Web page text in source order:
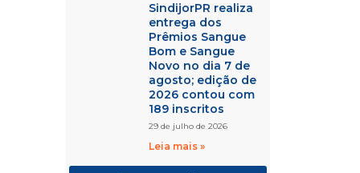
SindijorPR realiza
entrega dos
Prêmios Sangue
Bom e Sangue
Novo no dia 7 de
agosto; edição de
2026 contou com
189 inscritos
29 de julho de 2026
Leia mais »